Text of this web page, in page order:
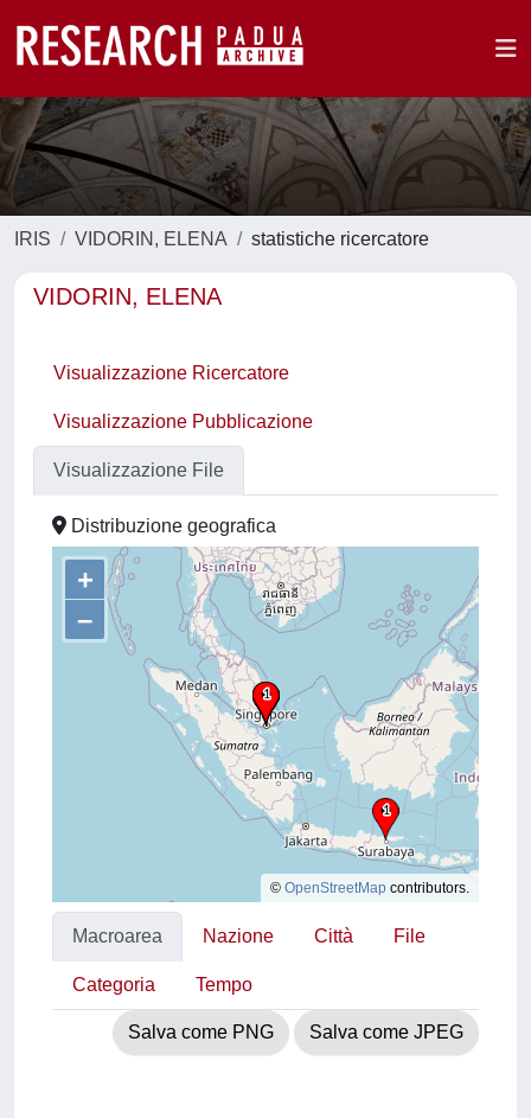
IRIS VIDORIN, ELENA statistiche ricercatore
VIDORIN, ELENA
Visualizzazione Ricercatore
Visualizzazione Pubblicazione
Visualizzazione File
Distribuzione geografica
+
–
© OpenStreetMap contributors.
Macroarea Nazione Città File
Categoria Tempo
Salva come PNG Salva come JPEG